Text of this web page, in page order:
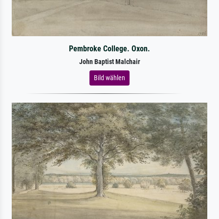
Pembroke College. Oxon.
John Baptist Malchair
Bild wählen